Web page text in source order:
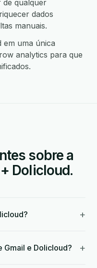
de qualquer
dados
manuais.
em uma única
analytics para que
sobre a
Dolicloud.
+
Gmail e Dolicloud? +